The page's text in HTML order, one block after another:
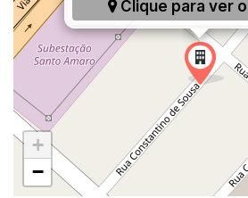
Clique para ver o
+
−